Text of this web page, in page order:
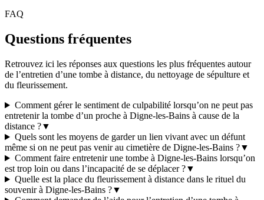
FAQ
Questions fréquentes
Retrouvez ici les réponses aux questions les plus fréquentes autour
de l’entretien d’une tombe à distance, du nettoyage de sépulture et
du fleurissement.
Comment gérer le sentiment de culpabilité lorsqu’on ne peut pas
entretenir la tombe d’un proche à Digne-les-Bains à cause de la
distance ?▼
Quels sont les moyens de garder un lien vivant avec un défunt
même si on ne peut pas venir au cimetière de Digne-les-Bains ?▼
Comment faire entretenir une tombe à Digne-les-Bains lorsqu’on
est trop loin ou dans l’incapacité de se déplacer ?▼
Quelle est la place du fleurissement à distance dans le rituel du
souvenir à Digne-les-Bains ?▼